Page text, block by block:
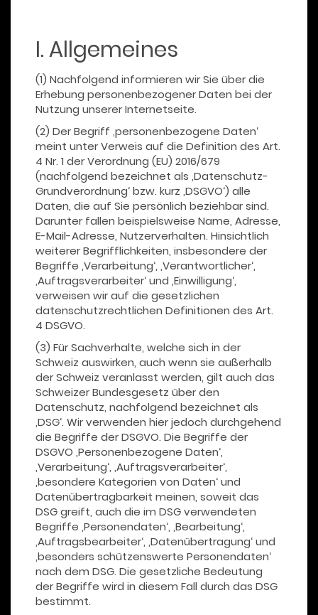
I. Allgemeines
(1) Nachfolgend informieren wir Sie über die
Erhebung personenbezogener Daten bei der
Nutzung unserer Internetseite.
(2) Der Begriff ‚personenbezogene Daten‘
meint unter Verweis auf die Definition des Art.
4 Nr. 1 der Verordnung (EU) 2016/679
(nachfolgend bezeichnet als ‚Datenschutz-
Grundverordnung‘ bzw. kurz ‚DSGVO‘) alle
Daten, die auf Sie persönlich beziehbar sind.
Darunter fallen beispielsweise Name, Adresse,
E-Mail-Adresse, Nutzerverhalten. Hinsichtlich
weiterer Begrifflichkeiten, insbesondere der
Begriffe ‚Verarbeitung‘, ‚Verantwortlicher‘,
‚Auftragsverarbeiter‘ und ‚Einwilligung‘,
verweisen wir auf die gesetzlichen
datenschutzrechtlichen Definitionen des Art.
4 DSGVO.
(3) Für Sachverhalte, welche sich in der
Schweiz auswirken, auch wenn sie außerhalb
der Schweiz veranlasst werden, gilt auch das
Schweizer Bundesgesetz über den
Datenschutz, nachfolgend bezeichnet als
‚DSG‘. Wir verwenden hier jedoch durchgehend
die Begriffe der DSGVO. Die Begriffe der
DSGVO ‚Personenbezogene Daten‘,
‚Verarbeitung‘, ‚Auftragsverarbeiter‘,
‚besondere Kategorien von Daten‘ und
Datenübertragbarkeit meinen, soweit das
DSG greift, auch die im DSG verwendeten
Begriffe ‚Personendaten‘, ‚Bearbeitung‘,
‚Auftragsbearbeiter‘, ‚Datenübertragung‘ und
‚besonders schützenswerte Personendaten‘
nach dem DSG. Die gesetzliche Bedeutung
der Begriffe wird in diesem Fall durch das DSG
bestimmt.